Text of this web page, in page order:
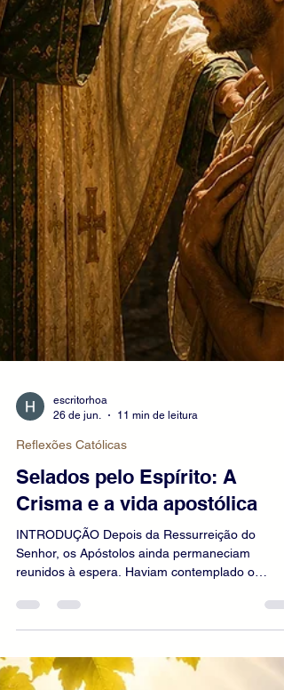
escritorhoa
26 de jun.
11 min de leitura
Reflexões Católicas
Selados pelo Espírito: A
Crisma e a vida apostólica